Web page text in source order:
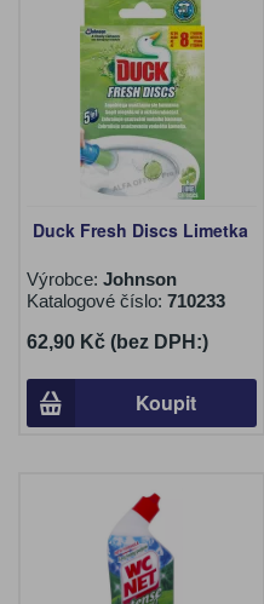
Duck Fresh Discs Limetka
Výrobce: Johnson
Katalogové číslo: 710233
62,90 Kč (bez DPH:)
Koupit